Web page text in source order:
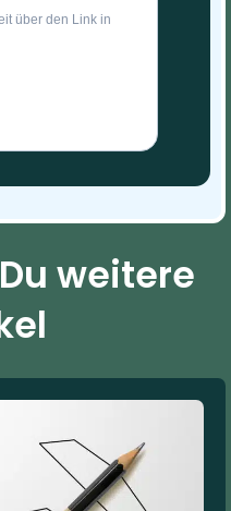
über den Link in
weitere